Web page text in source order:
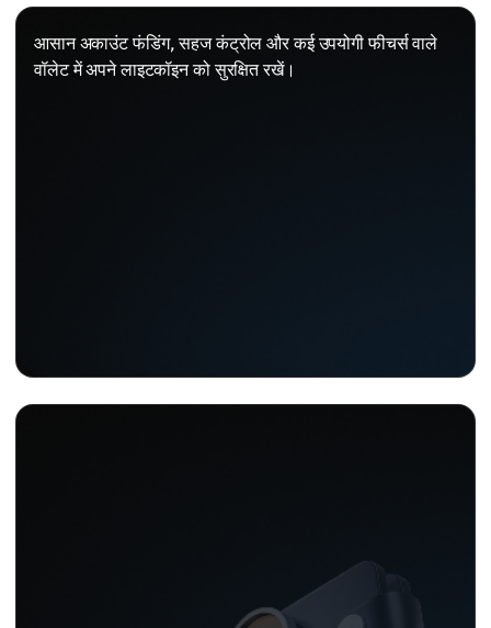
आसान अकाउंट फंडिंग, सहज कंट्रोल और कई उपयोगी फीचर्स वाले
वॉलेट में अपने लाइटकॉइन को सुरक्षित रखें।